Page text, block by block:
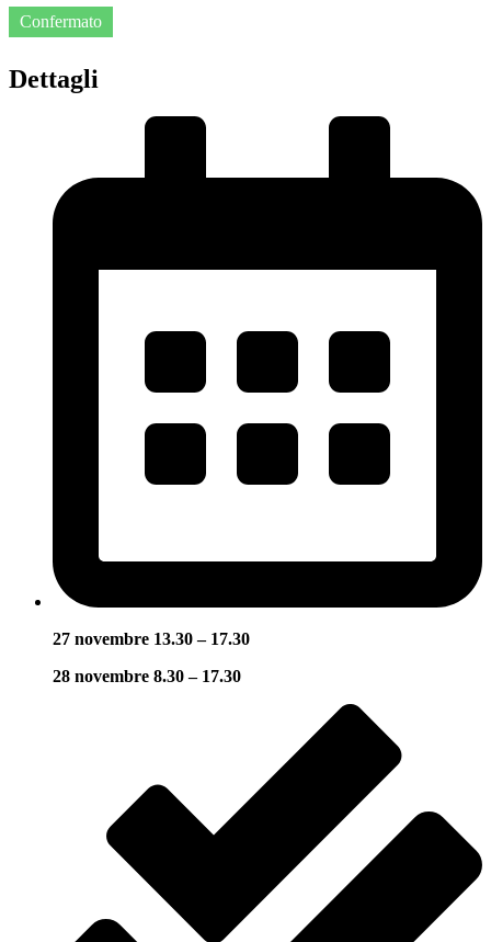
Confermato
Dettagli
27 novembre 13.30 – 17.30
28 novembre 8.30 – 17.30